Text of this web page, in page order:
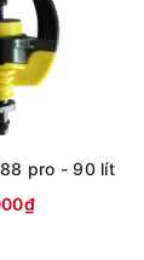
khả năng thay
cây. Roto
chống côn
LÍT/H
pro - 90 lít